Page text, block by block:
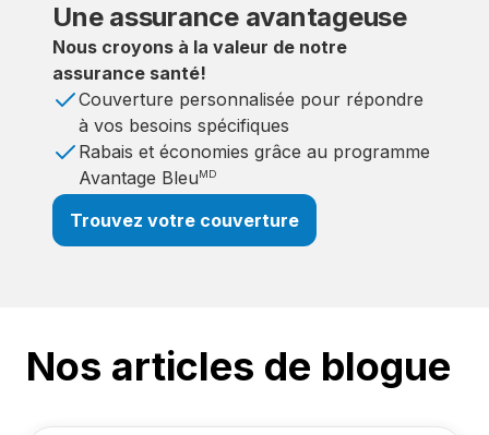
Une assurance avantageuse
Nous croyons à la valeur de notre
assurance santé!
Couverture personnalisée pour répondre
à vos besoins spécifiques
Rabais et économies grâce au programme
Avantage Bleu MD
Trouvez votre couverture
Nos articles de blogue